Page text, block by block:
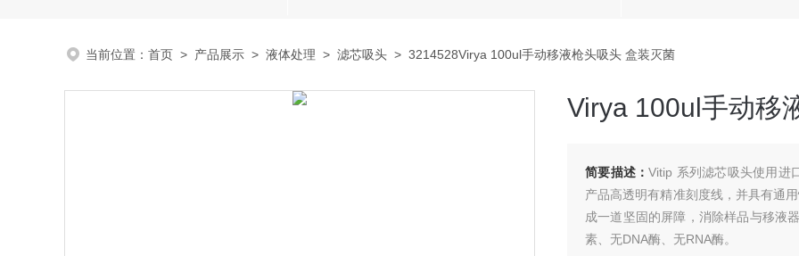
当前位置： 首页 > 产品展示 > 液体处理 > 滤芯吸头 > 3214528Virya 100ul手动移液枪头吸头 盒装灭菌
Virya 100ul手动移
简要描述：Vitip 系列滤芯吸头使用进
产品高透明有精准刻度线，并具有通
成一道坚固的屏障，消除样品与移液
素、无DNA酶、无RNA酶。